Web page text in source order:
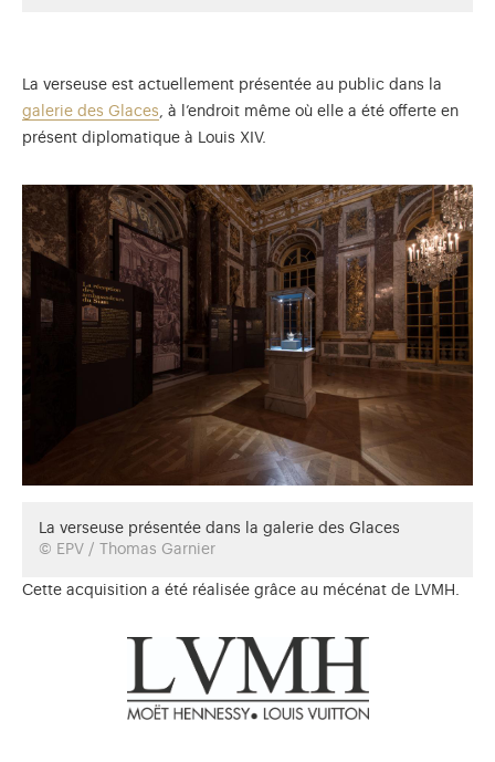
La verseuse est actuellement présentée au public dans la
galerie des Glaces , à l’endroit même où elle a été offerte en
présent diplomatique à Louis XIV.
La verseuse présentée dans la galerie des Glaces
© EPV / Thomas Garnier
Cette acquisition a été réalisée grâce au mécénat de LVMH.